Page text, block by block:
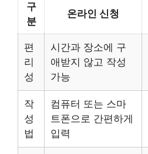
구
분
온라인 신청
편
리
성
시간과 장소에 구
애받지 않고 작성
가능
작
성
법
컴퓨터 또는 스마
트폰으로 간편하게
입력